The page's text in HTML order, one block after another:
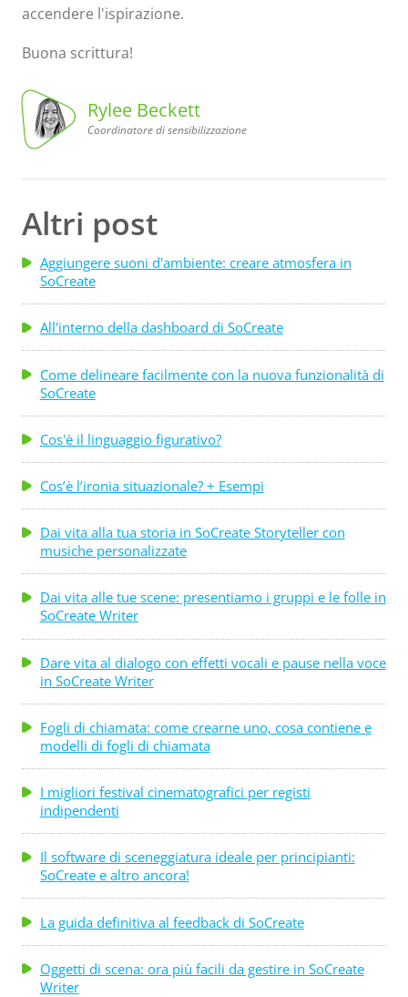
accendere l'ispirazione.
Buona scrittura!
Rylee
Beckett,
Coordinatore
di sensibilizzazione
Rylee Beckett
Coordinatore di sensibilizzazione
Altri post
Aggiungere suoni d'ambiente: creare atmosfera in
SoCreate
All'interno della dashboard di SoCreate
Come delineare facilmente con la nuova funzionalità di
SoCreate
Cos'è il linguaggio figurativo?
Cos’è l’ironia situazionale? + Esempi
Dai vita alla tua storia in SoCreate Storyteller con
musiche personalizzate
Dai vita alle tue scene: presentiamo i gruppi e le folle in
SoCreate Writer
Dare vita al dialogo con effetti vocali e pause nella voce
in SoCreate Writer
Fogli di chiamata: come crearne uno, cosa contiene e
modelli di fogli di chiamata
I migliori festival cinematografici per registi
indipendenti
Il software di sceneggiatura ideale per principianti:
SoCreate e altro ancora!
La guida definitiva al feedback di SoCreate
Oggetti di scena: ora più facili da gestire in SoCreate
Writer